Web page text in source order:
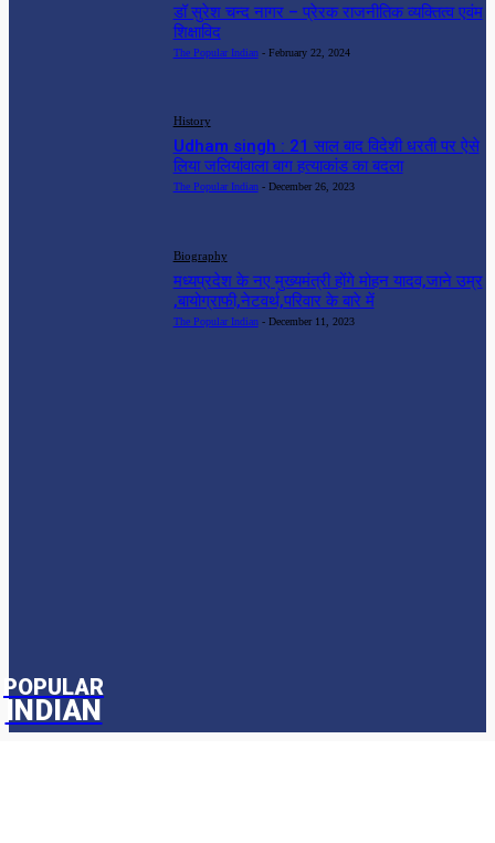
डॉ सुरेश चन्द नागर – प्रेरक राजनीतिक व्यक्तित्व एवंम
शिक्षाविद
The Popular Indian - February 22, 2024
History
Udham singh : 21 साल बाद विदेशी धरती पर ऐसे
लिया जलियांवाला बाग हत्याकांड का बदला
The Popular Indian - December 26, 2023
Biography
मध्यप्रदेश के नए मुख्यमंत्री होंगे मोहन यादव,जाने उम्र
,बायोग्राफी,नेटवर्थ,परिवार के बारे में
The Popular Indian - December 11, 2023
POPULAR
INDIAN